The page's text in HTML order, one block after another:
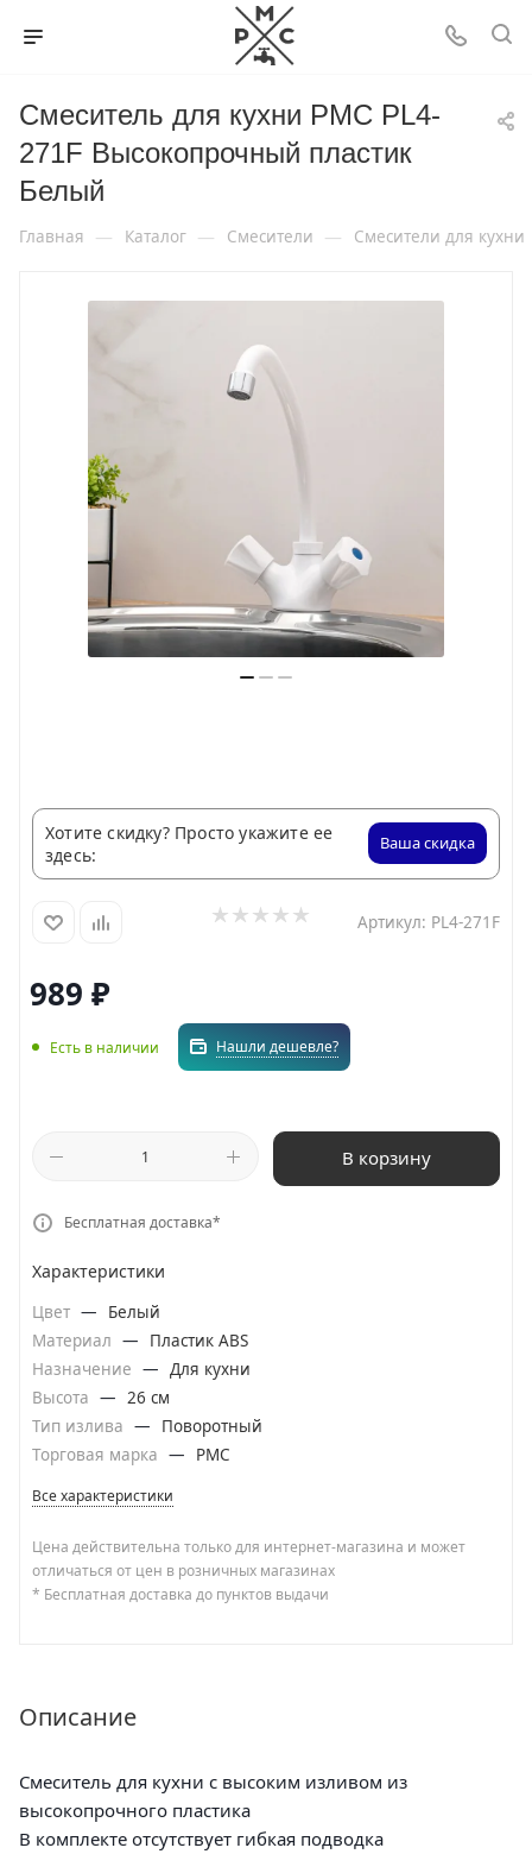
Смеситель для кухни РМС PL4-
271F Высокопрочный пластик
Белый
Главная — Каталог — Смесители — Смесители для кухни
Хотите скидку? Просто укажите ее
здесь:
Ваша скидка
Артикул: PL4-271F
989 ₽
Есть в наличии Нашли дешевле?
В корзину
Бесплатная доставка*
Характеристики
Цвет —
Белый
Материал —
Пластик ABS
Назначение — Для кухни
Высота — 26 см
Тип излива —
Поворотный
Торговая марка — РМС
Все характеристики
Цена действительна только для интернет-магазина и может
отличаться от цен в розничных магазинах
* Бесплатная доставка до пунктов выдачи
Описание
Смеситель для кухни с высоким изливом из
высокопрочного пластика
В комплекте отсутствует гибкая подводка